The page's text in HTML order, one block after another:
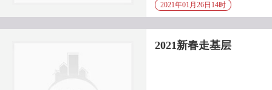
2021年01月26日14时
2021新春走基层